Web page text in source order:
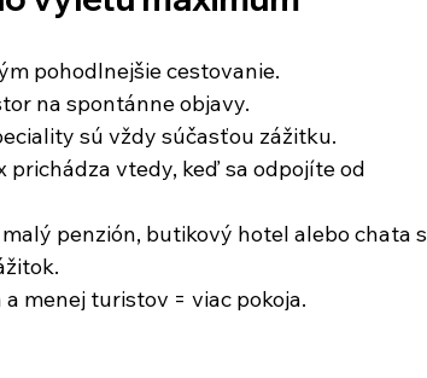
pohodlnejšie cestovanie.
na spontánne objavy.
sú vždy súčasťou zážitku.
prichádza vtedy, keď sa odpojíte od
malý penzión, butikový hotel alebo chata s
menej turistov = viac pokoja.